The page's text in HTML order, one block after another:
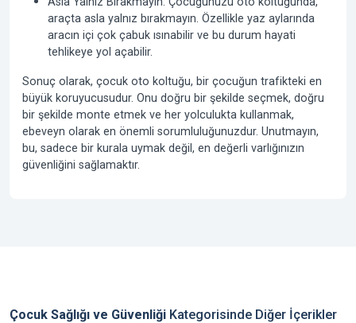
araçta asla yalnız bırakmayın. Özellikle yaz aylarında
aracın içi çok çabuk ısınabilir ve bu durum hayati
tehlikeye yol açabilir.
Sonuç olarak, çocuk oto koltuğu, bir çocuğun trafikteki en
büyük koruyucusudur. Onu doğru bir şekilde seçmek, doğru
bir şekilde monte etmek ve her yolculukta kullanmak,
ebeveyn olarak en önemli sorumluluğunuzdur. Unutmayın,
bu, sadece bir kurala uymak değil, en değerli varlığınızın
güvenliğini sağlamaktır.
Çocuk Sağlığı ve Güvenliği Kategorisinde Diğer İçerikler